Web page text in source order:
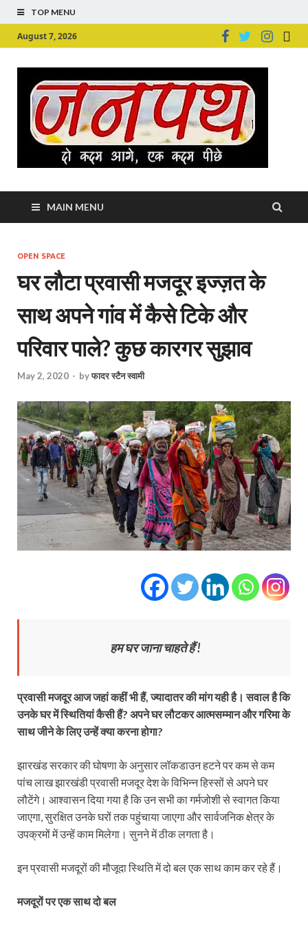
TOP MENU
August 7, 2026
MAIN MENU
OPEN SPACE
घर लौटा प्रवासी मजदूर इज्ज़त के
साथ अपने गांव में कैसे टिके और
परिवार पाले? कुछ कारगर सुझाव
May 2, 2020 - byफादर स्टैन स्वामी
हम घर जाना चाहते हैं!
प्रवासी मजदूर आज जहां कहीं भी हैं, ज्यादातर की मांग यही है। सवाल है कि
उनके घर में स्थितियां कैसी हैं? अपने घर लौटकर आत्मसम्मान और गरिमा के
साथ जीने के लिए उन्हें क्या करना होगा?
झारखंड सरकार की घोषणा के अनुसार लॉकडाउन हटने पर कम से कम
पांच लाख झारखंडी प्रवासी मजदूर देश के विभिन्न हिस्सों से अपने घर
लौटेंगे। आश्वासन दिया गया है कि उन सभी का गर्मजोशी से स्वागत किया
जाएगा, सुरक्षित उनके घरों तक पहुंचाया जाएगा और सार्वजनिक क्षेत्र के
उपक्रमों में उन्हें काम मिलेगा। सुनने में ठीक लगता है।
इन प्रवासी मजदूरों की मौजूदा स्थिति में दो बल एक साथ काम कर रहे हैं।
मजदूरों पर एक साथ दो बल